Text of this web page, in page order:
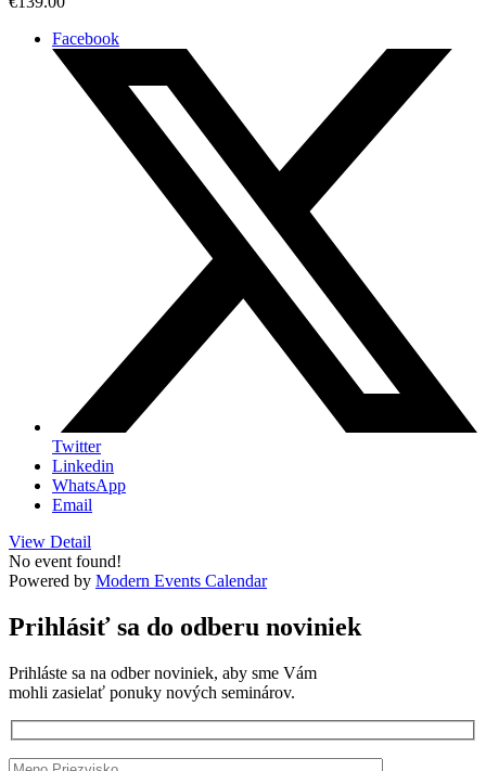
Facebook
Twitter
Linkedin
WhatsApp
Email
View Detail
No event found!
Powered by Modern Events Calendar
Prihlásiť sa do odberu noviniek
Prihláste sa na odber noviniek, aby sme Vám
mohli zasielať ponuky nových seminárov.